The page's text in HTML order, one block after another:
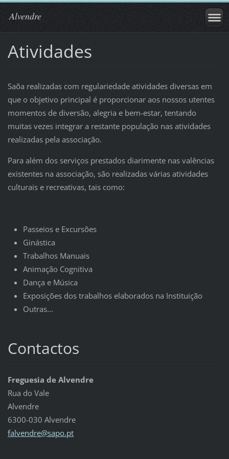
Alvendre
Atividades
Saõa realizadas com regulariedade atividades diversas em
que o objetivo principal é proporcionar aos nossos utentes
momentos de diversão, alegria e bem-estar, tentando
muitas vezes integrar a restante população nas atividades
realizadas pela associação.
Para além dos serviços prestados diarimente nas valências
existentes na associação, são realizadas várias atividades
culturais e recreativas, tais como:
Passeios e Excursões
Ginástica
Trabalhos Manuais
Animação Cognitiva
Dança e Música
Exposições dos trabalhos elaborados na Instituição
Outras...
Contactos
Freguesia de Alvendre
Rua do Vale
Alvendre
6300-030 Alvendre
falvendre@sapo.pt